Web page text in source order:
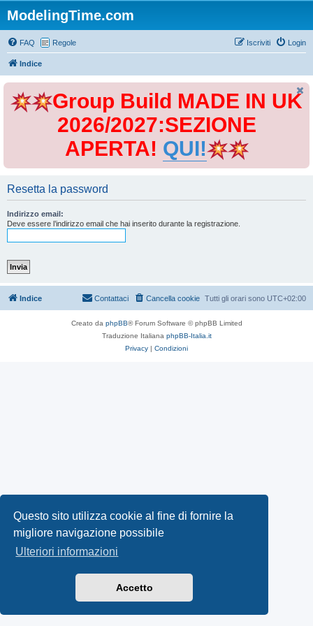
Questo sito utilizza cookie al fine di fornire la
migliore navigazione possibile
Ulteriori informazioni
Accetto
ModelingTime.com
FAQ Regole Login
Iscriviti
Indice
Group Build MADE IN UK
2026/2027:SEZIONE
APERTA! QUI!
Resetta la password
Indirizzo email:
Deve essere l’indirizzo email che hai inserito durante la registrazione.
Indice Tutti gli orari sono UTC+02:00
Cancella cookie
Contattaci
Creato da phpBB® Forum Software © phpBB Limited
Traduzione Italiana phpBB-Italia.it
Privacy | Condizioni